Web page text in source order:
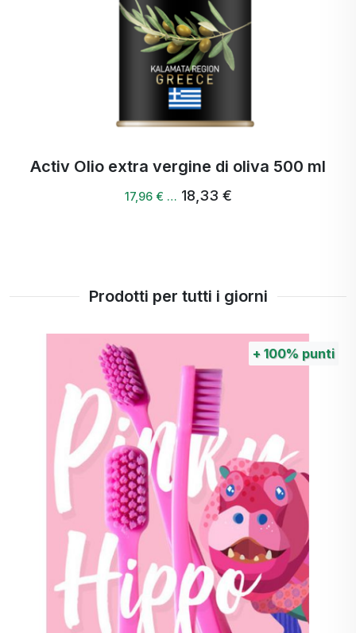
cultura locale.
Activ Olio extra vergine di oliva 500 ml
17,96 € … 18,33 €
Prodotti per tutti i giorni
+ 100% punti